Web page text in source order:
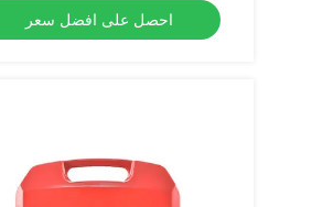
احصل على افضل سعر